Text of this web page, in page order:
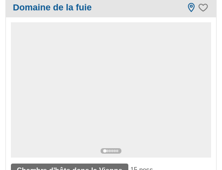
Domaine de la fuie